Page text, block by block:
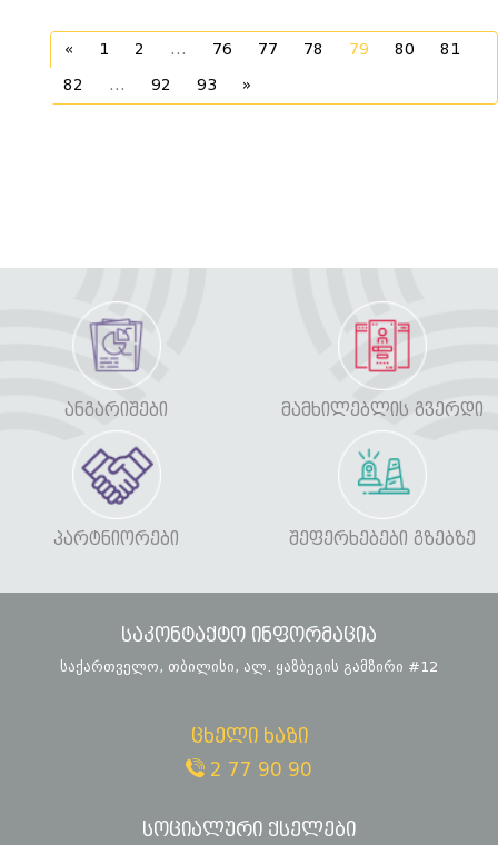
« 1 2 ... 76 77 78 79 80
81
82
... 92 93 »
ᲐᲜᲒᲐᲠᲘᲨᲔᲑᲘ ᲛᲐᲛᲮᲘᲚᲔᲑᲚᲘᲡ ᲒᲕᲔᲠᲓᲘ
ᲞᲐᲠᲢᲜᲘᲝᲠᲔᲑᲘ ᲨᲔᲤᲔᲠᲮᲔᲑᲔᲑᲘ ᲒᲖᲔᲑᲖᲔ
საკონტაქტო ინფორმაცია
საქართველო, თბილისი, ალ. ყაზბეგის გამზირი #12
ცხელი ხაზი
2 77 90 90
სოციალური ქსელები